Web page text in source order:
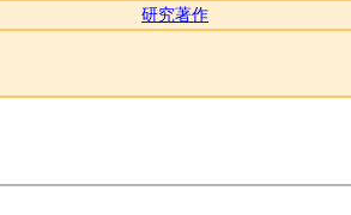
研究著作